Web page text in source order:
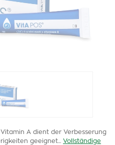
A dient der Verbesserung
geeignet...
Vollständige